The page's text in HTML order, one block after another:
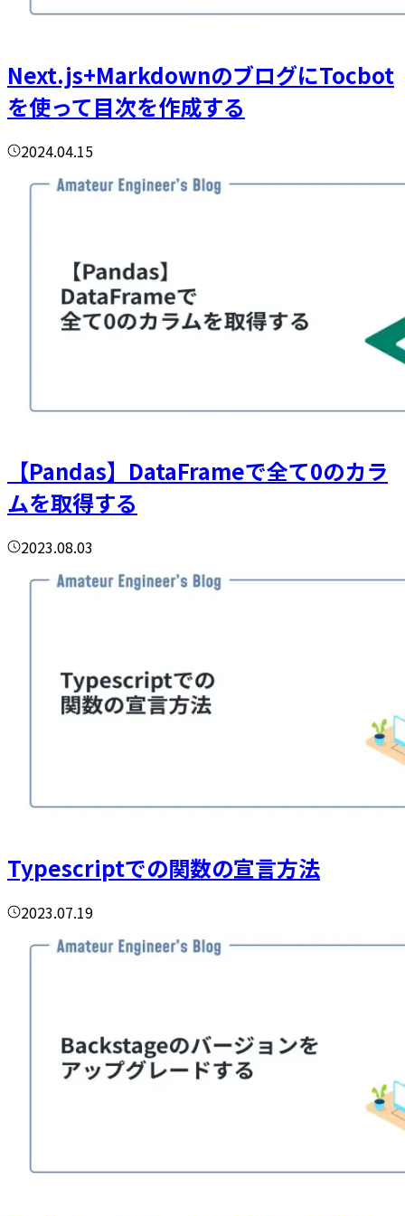
Next.js+MarkdownのブログにTocbot
を使って目次を作成する
2024.04.15
【Pandas】DataFrameで全て0のカラ
ムを取得する
2023.08.03
Typescriptでの関数の宣言方法
2023.07.19